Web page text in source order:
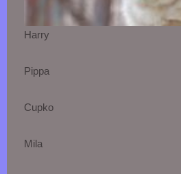
Harry
Pippa
Cupko
Mila